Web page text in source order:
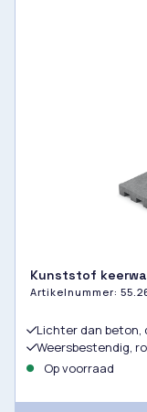
Kunststof
Artikelnummer:
Lichter dan beton,
Weersbestendig,
Op voorraad